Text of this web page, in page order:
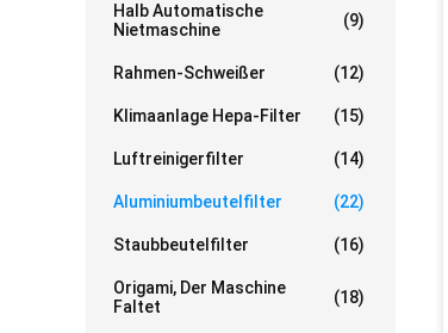
Halb Automatische
Nietmaschine
(9)
Rahmen-Schweißer (12)
Klimaanlage Hepa-Filter (15)
Luftreinigerfilter (14)
Aluminiumbeutelfilter (22)
Staubbeutelfilter (16)
Origami, Der Maschine
Faltet
(18)